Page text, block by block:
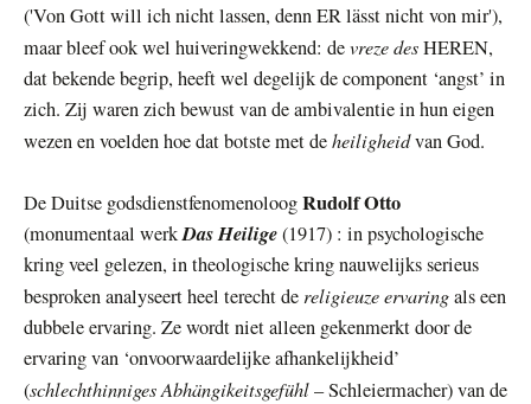
('Von Gott will ich nicht lassen, denn ER lässt nicht von mir'),
maar bleef ook wel huiveringwekkend: devreze desHEREN,
dat bekende begrip, heeft wel degelijk de component ‘angst’ in
zich. Zij waren zich bewust van de ambivalentie in hun eigen
wezen en voelden hoe dat botste met deheiligheidvan God.
De Duitse godsdienstfenomenoloogRudolf Otto
(monumentaal werkDas Heilige(1917) : in psychologische
kring veel gelezen, in theologische kring nauwelijks serieus
besproken analyseert heel terecht de religieuze ervaringals een
dubbele ervaring. Ze wordt niet alleen gekenmerkt door de
ervaring van ‘onvoorwaardelijke afhankelijkheid’
(schlechthinniges Abhängikeitsgefühl– Schleiermacher) van de